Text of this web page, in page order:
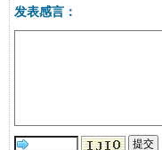
发表感言：